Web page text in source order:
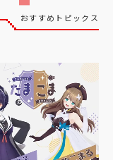
おすすめトピックス